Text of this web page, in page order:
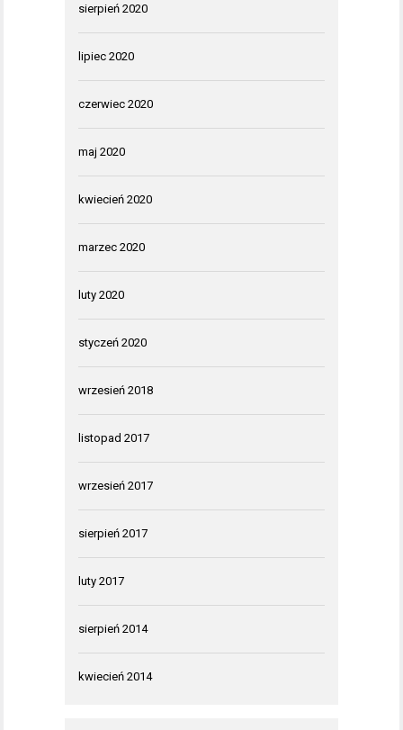
sierpień 2020
lipiec 2020
czerwiec 2020
maj 2020
kwiecień 2020
marzec 2020
luty 2020
styczeń 2020
wrzesień 2018
listopad 2017
wrzesień 2017
sierpień 2017
luty 2017
sierpień 2014
kwiecień 2014